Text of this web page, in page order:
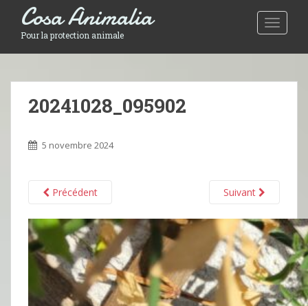
Toggle
Cosa Animalia
Pour la protection animale
20241028_095902
5 novembre 2024
Précédent Suivant